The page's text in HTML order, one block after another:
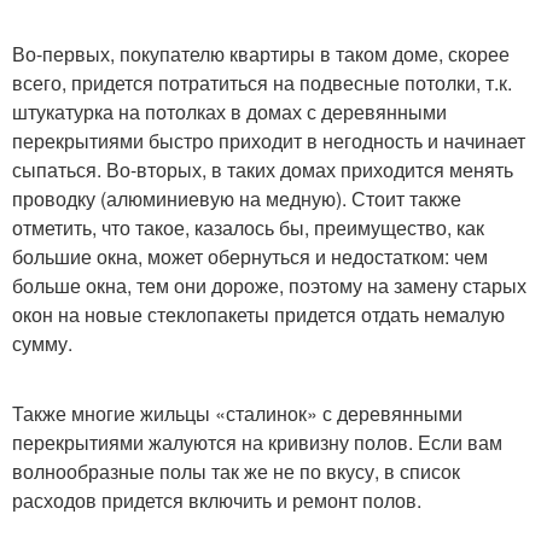
Во-первых, покупателю квартиры в таком доме, скорее
всего, придется потратиться на подвесные потолки, т.к.
штукатурка на потолках в домах с деревянными
перекрытиями быстро приходит в негодность и начинает
сыпаться. Во-вторых, в таких домах приходится менять
проводку (алюминиевую на медную). Стоит также
отметить, что такое, казалось бы, преимущество, как
большие окна, может обернуться и недостатком: чем
больше окна, тем они дороже, поэтому на замену старых
окон на новые стеклопакеты придется отдать немалую
сумму.
Также многие жильцы «сталинок» с деревянными
перекрытиями жалуются на кривизну полов. Если вам
волнообразные полы так же не по вкусу, в список
расходов придется включить и ремонт полов.